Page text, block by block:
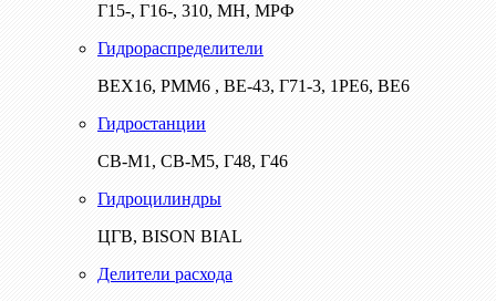
Г15-, Г16-, 310, МН, МРФ
Гидрораспределители
ВЕХ16, РММ6 , ВЕ-43, Г71-3, 1РЕ6, ВЕ6
Гидростанции
СВ-М1, СВ-М5, Г48, Г46
Гидроцилиндры
ЦГВ, BISON BIAL
Делители расхода